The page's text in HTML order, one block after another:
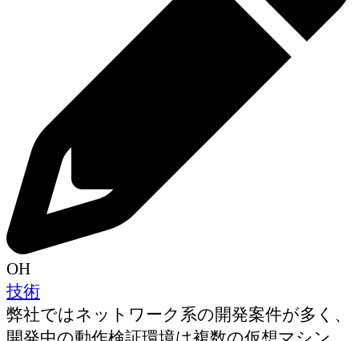
OH
技術
弊社ではネットワーク系の開発案件が多く、